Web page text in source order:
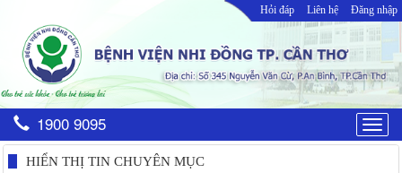
Hỏi đáp Liên hệ Đăng nhập
1900 9095
HIỂN THỊ TIN CHUYÊN MỤC